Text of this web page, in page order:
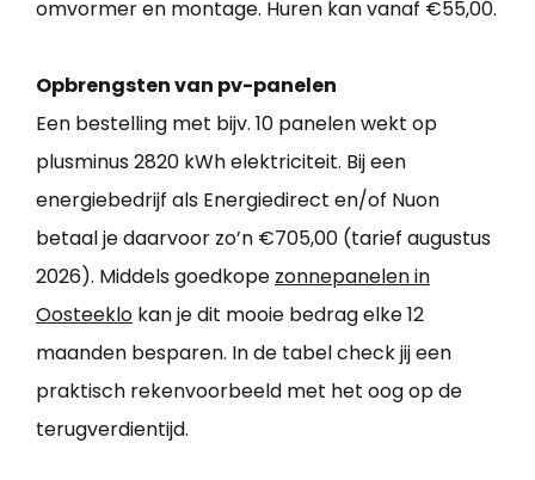
omvormer en montage. Huren kan vanaf €55,00.
Opbrengsten van pv-panelen
Een bestelling met bijv. 10 panelen wekt op
plusminus 2820 kWh elektriciteit. Bij een
energiebedrijf als Energiedirect en/of Nuon
betaal je daarvoor zo’n €705,00 (tarief augustus
2026). Middels goedkope zonnepanelen in
Oosteeklo kan je dit mooie bedrag elke 12
maanden besparen. In de tabel check jij een
praktisch rekenvoorbeeld met het oog op de
terugverdientijd.